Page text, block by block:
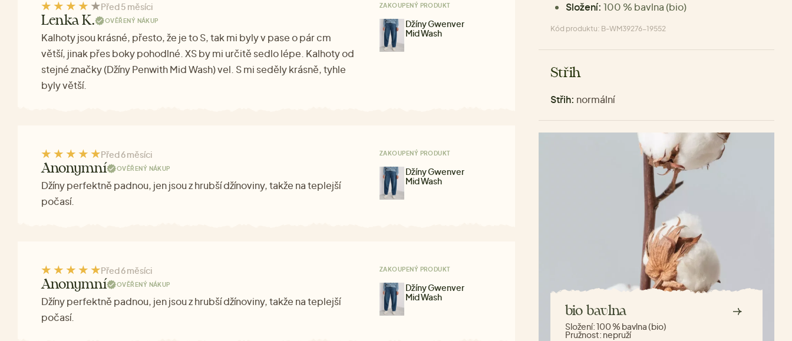
Před 5 měsíci
Lenka K. OVĚŘENÝ NÁKUP
Kalhoty jsou krásné, přesto, že je to S, tak mi byly v pase o pár cm
větší, jinak přes boky pohodlné. XS by mi určitě sedlo lépe. Kalhoty od
stejné značky (Džíny Penwith Mid Wash) vel. S mi seděly krásně, tyhle
byly větší.
ZAKOUPENÝ PRODUKT
Džíny Gwenver
Mid Wash
Před 6 měsíci
Anonymní OVĚŘENÝ NÁKUP
Džíny perfektně padnou, jen jsou z hrubší džínoviny, takže na teplejší
počasí.
ZAKOUPENÝ PRODUKT
Džíny Gwenver
Mid Wash
Před 6 měsíci
Anonymní OVĚŘENÝ NÁKUP
Džíny perfektně padnou, jen jsou z hrubší džínoviny, takže na teplejší
počasí.
ZAKOUPENÝ PRODUKT
Džíny Gwenver
Mid Wash
Složení: 100 % bavlna (bio)
Kód produktu: B-WM39276-19552
Střih
Střih: normální
bio bavlna
Složení:100 % bavlna (bio)
Pružnost: nepruží